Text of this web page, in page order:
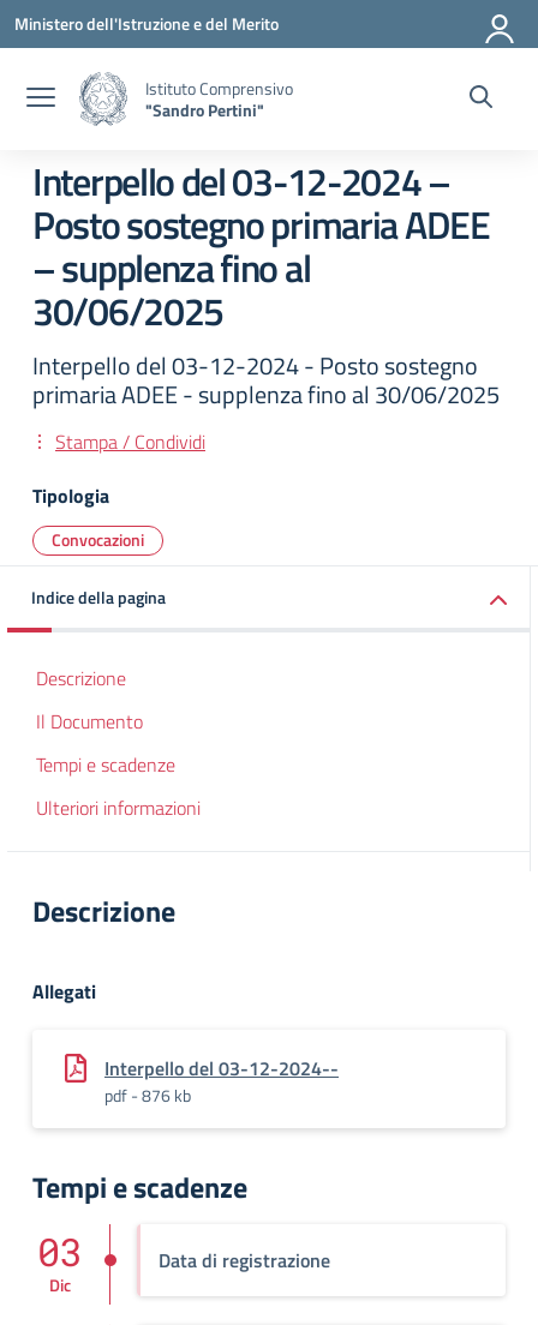
Vai ai contenuti
Vai al menu di navigazione
Vai al footer
Ministero dell'Istruzione e del Merito
Istituto Comprensivo
"Sandro Pertini"
Interpello del 03-12-2024 –
Posto sostegno primaria ADEE
– supplenza fino al
30/06/2025
Interpello del 03-12-2024 - Posto sostegno
primaria ADEE - supplenza fino al 30/06/2025
Stampa / Condividi
Tipologia
Convocazioni
Indice della pagina
Descrizione
Il Documento
Tempi e scadenze
Ulteriori informazioni
Descrizione
Allegati
Interpello del 03-12-2024--
pdf - 876 kb
Tempi e scadenze
Data di registrazione
03
Dic